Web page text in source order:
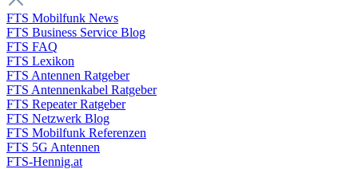
FTS Mobilfunk News
FTS Business Service Blog
FTS FAQ
FTS Lexikon
FTS Antennen Ratgeber
FTS Antennenkabel Ratgeber
FTS Repeater Ratgeber
FTS Netzwerk Blog
FTS Mobilfunk Referenzen
FTS 5G Antennen
FTS-Hennig.at